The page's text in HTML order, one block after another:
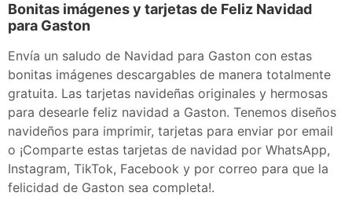
Bonitas imágenes y tarjetas de Feliz Navidad
para Gaston
Envía un saludo de Navidad para Gaston con estas
bonitas imágenes descargables de manera totalmente
gratuita. Las tarjetas navideñas originales y hermosas
para desearle feliz navidad a Gaston. Tenemos diseños
navideños para imprimir, tarjetas para enviar por email
o ¡Comparte estas tarjetas de navidad por WhatsApp,
Instagram, TikTok, Facebook y por correo para que la
felicidad de Gaston sea completa!.